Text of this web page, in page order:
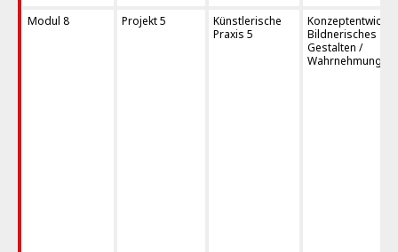
Modul 8 Projekt 5
Künstlerische
Praxis 5
Bildnerisches
Gestalten /